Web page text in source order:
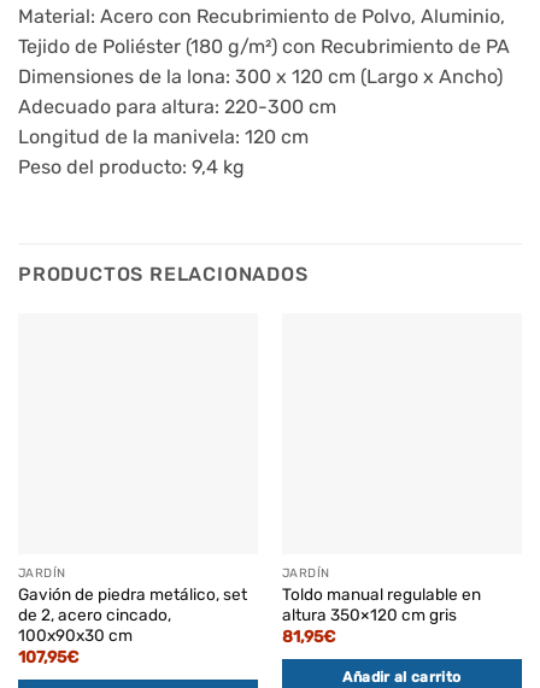
Material: Acero con Recubrimiento de Polvo, Aluminio,
Tejido de Poliéster (180 g/m²) con Recubrimiento de PA
Dimensiones de la lona: 300 x 120 cm (Largo x Ancho)
Adecuado para altura: 220-300 cm
Longitud de la manivela: 120 cm
Peso del producto: 9,4 kg
PRODUCTOS RELACIONADOS
JARDÍN
Gavión de piedra metálico, set
de 2, acero cincado,
100x90x30 cm
107,95€
JARDÍN
Toldo manual regulable en
altura 350×120 cm gris
81,95€
Añadir al carrito